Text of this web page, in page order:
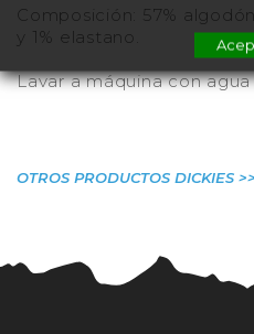
Composición: 57%
y 1% elastano.
Lavar a máquina con agua
OTROS PRODUCTOS DICKIES >>